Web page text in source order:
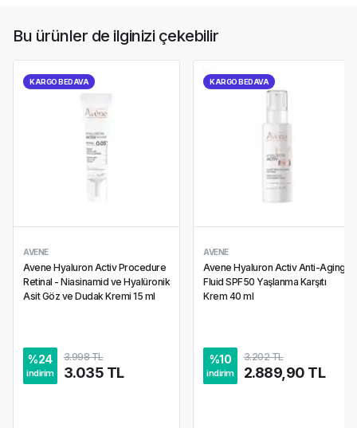
Bu ürünler de ilginizi çekebilir
KARGO BEDAVA
AVENE
Avene Hyaluron Activ Procedure
Retinal - Niasinamid ve Hyalüronik
Asit Göz ve Dudak Kremi 15 ml
%24
indirim
3.998 TL
3.035 TL
KARGO BEDAVA
AVENE
Avene Hyaluron Activ Anti-Aging
Fluid SPF50 Yaşlanma Karşıtı
Krem 40 ml
%10
indirim
3.202 TL
2.889,90 TL